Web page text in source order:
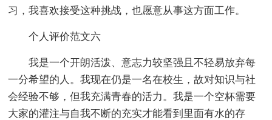
习，我喜欢接受这种挑战，也愿意从事这方面工作。
个人评价范文六
我是一个开朗活泼、意志力较坚强且不轻易放弃每
一分希望的人。我现在仍是一名在校生，故对知识与社
会经验不够，但我充满青春的活力。我是一个空杯需要
大家的灌注与自我不断的充实才能看到里面有水的存